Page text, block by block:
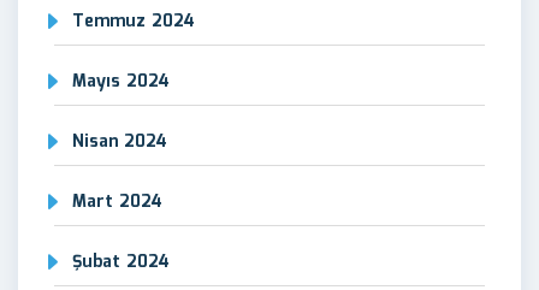
Temmuz 2024
Mayıs 2024
Nisan 2024
Mart 2024
Şubat 2024